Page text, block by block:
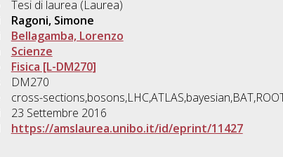
Tesi di laurea (Laurea)
Ragoni, Simone
Bellagamba, Lorenzo
Scienze
Fisica [L-DM270]
DM270
cross-
23 Settembre 2016
https://amslaurea.unibo.it/id/eprint/11427